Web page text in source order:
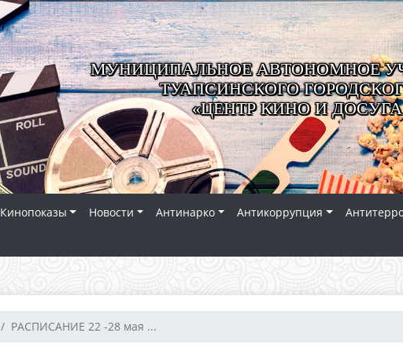
МУНИЦИПАЛЬНОЕ АВТОНОМНОЕ
ТУАПСИНСКОГО
«ЦЕНТР КИНО И
Кинопоказы Новости Антинарко Антикоррупция
РАСПИСАНИЕ 22 -28 мая ...